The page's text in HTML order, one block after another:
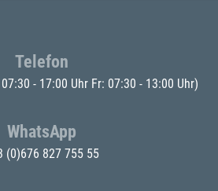
Telefon
- 17:00 Uhr Fr: 07:30 - 13:00 Uhr)
WhatsApp
(0)676 827 755 55